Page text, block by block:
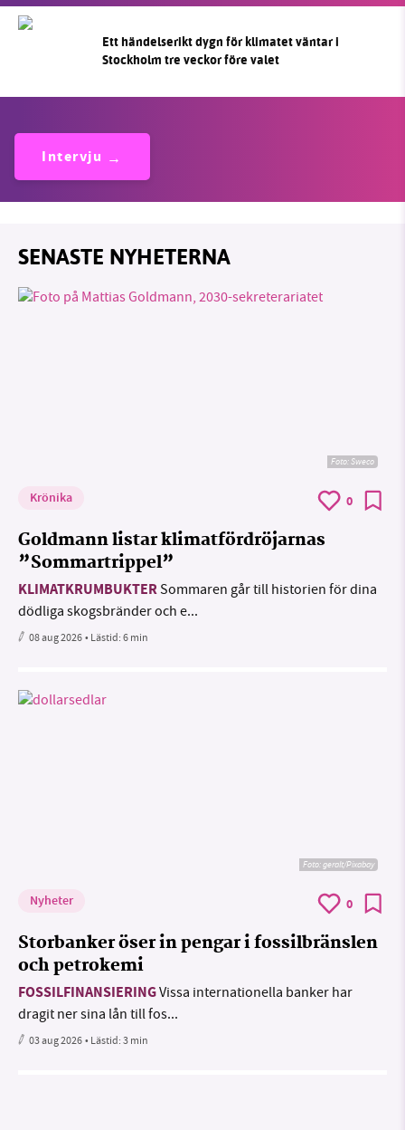
Ett händelserikt dygn för klimatet väntar i
Stockholm tre veckor före valet
Intervju
SENASTE NYHETERNA
Foto: Sweco
Krönika 0
Goldmann listar klimatfördröjarnas
”Sommartrippel”
KLIMATKRUMBUKTERSommaren går till historien för dina
dödliga skogsbränder och e...
08 aug 2026• Lästid:6 min
Foto:geralt/Pixabay
Nyheter 0
Storbanker öser in pengar i fossilbränslen
och petrokemi
FOSSILFINANSIERINGVissa internationella banker har
dragit ner sina lån till fos...
03 aug 2026• Lästid:3 min